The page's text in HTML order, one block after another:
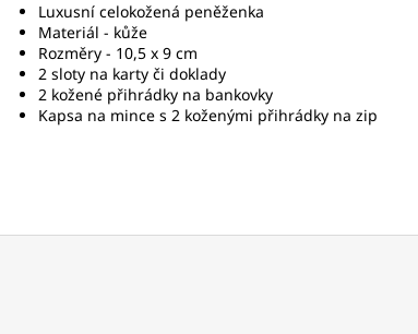
Luxusní celokožená peněženka
Materiál - kůže
Rozměry - 10,5 x 9 cm
2 sloty na karty či doklady
2 kožené přihrádky na bankovky
Kapsa na mince s 2 koženými přihrádky na zip